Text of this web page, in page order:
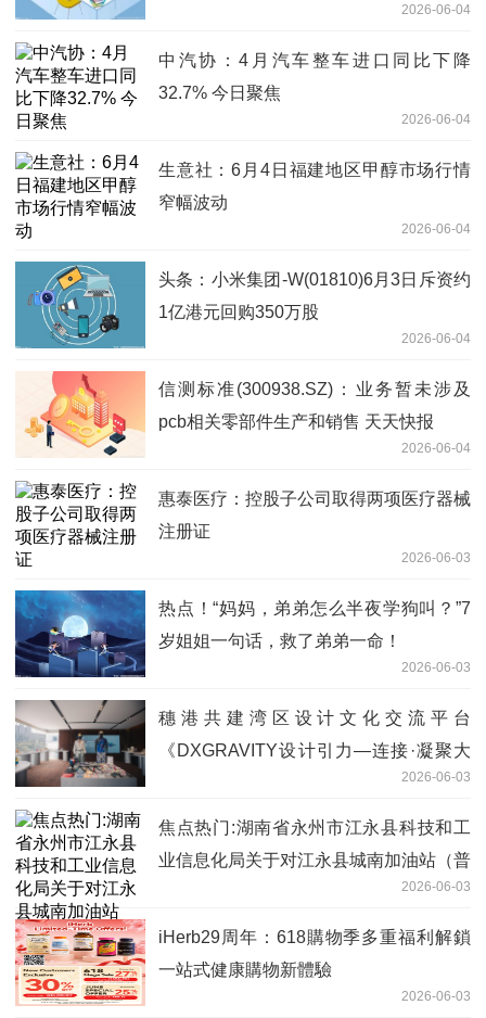
2026-06-04
中汽协：4月汽车整车进口同比下降
32.7% 今日聚焦
2026-06-04
生意社：6月4日福建地区甲醇市场行情
窄幅波动
2026-06-04
头条：小米集团-W(01810)6月3日斥资约
1亿港元回购350万股
2026-06-04
信测标准(300938.SZ)：业务暂未涉及
pcb相关零部件生产和销售 天天快报
2026-06-04
惠泰医疗：控股子公司取得两项医疗器械
注册证
2026-06-03
热点！“妈妈，弟弟怎么半夜学狗叫？”7
岁姐姐一句话，救了弟弟一命！
2026-06-03
穗港共建湾区设计文化交流平台
《DXGRAVITY设计引力—连接·凝聚大
2026-06-03
焦点热门:湖南省永州市江永县科技和工
业信息化局关于对江永县城南加油站（普
2026-06-03
iHerb29周年：618購物季多重福利解鎖
一站式健康購物新體驗
2026-06-03